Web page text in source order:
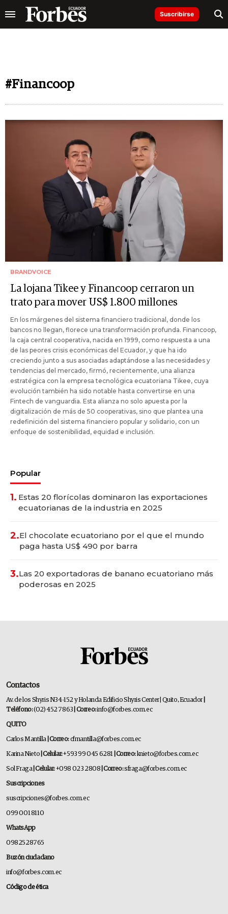
Suscribirse
#Financoop
BRANDVOICE
La lojana Tikee y Financoop cerraron un
trato para mover US$ 1.800 millones
En los márgenes del sistema financiero tradicional, donde los
bancos no llegan, florece una transformación profunda. Financoop,
la caja central cooperativa, nacida en 1999, como respuesta a una
de las peores crisis económicas del Ecuador, y que ha ido
creciendo junto a sus asociadas adaptándose a las necesidades y
tendencias del mercado, firmó, recientemente, una alianza
estratégica con la empresa tecnológica ecuatoriana Tikee, cuya
evolución también ha sido notable hasta convertirse en una
Fintech de vanguardia. Esta alianza no solo apuesta por la
digitalización de más de 50 cooperativas, sino que plantea una
redefinición del sistema financiero popular y solidario, con un
enfoque de sostenibilidad, equidad e inclusión.
Popular
1. Estas 20 florícolas dominaron las exportaciones
ecuatorianas de la industria en 2025
2.El chocolate ecuatoriano por el que el mundo
paga hasta US$ 490 por barra
3.Las 20 exportadoras de banano ecuatoriano más
poderosas en 2025
Contactos
Av. de los Shyris N34-152 y Holanda Edificio Shyris Center | Quito, Ecuador
Teléfono:(02) 452 7863 | Correo:info@forbes.com.ec
QUITO
Carlos Mantilla | Correo:cfmantilla@forbes.com.ec
Karina Nieto | Celular:+593 99 045 6281 | Correo: knieto@forbes.com.ec
Sol Fraga | Celular:+098 023 2808 | Correo:sfraga@forbes.com.ec
Suscripciones
suscripciones@forbes.com.ec
099 001 8110
WhatsApp
0982528765
Buzón ciudadano
info@forbes.com.ec
Código de ética